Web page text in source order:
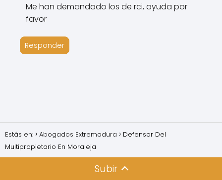
Me han demandado los de rci, ayuda por
favor
Responder
Estás en: Abogados Extremadura
Defensor Del
Multipropietario En Moraleja
Subir